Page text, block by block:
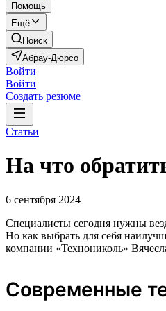
Помощь
Ещё
Поиск
Абрау-Дюрсо
Войти
Войти
Создать резюме
Статьи
На что
6 сентября 2024
Специалисты сегодня нужны
Но как выбрать для себя
компании «Технониколь»
Современные